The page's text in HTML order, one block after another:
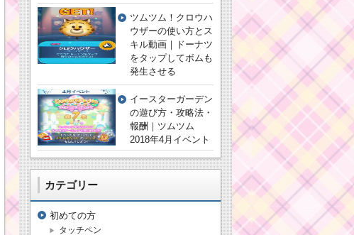
ツムツム！クロウハ
ウザーの使い方とス
キル動画｜ドーナツ
をタップしてボムも
発生させる
イースターガーデン
の遊び方・攻略法・
報酬｜ツムツム
2018年4月イベント
カテゴリー
初めての方
タッチペン